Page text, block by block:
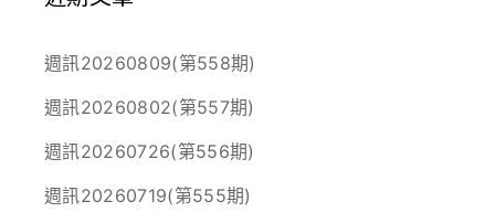
週訊20260809(第558期)
週訊20260802(第557期)
週訊20260726(第556期)
週訊20260719(第555期)